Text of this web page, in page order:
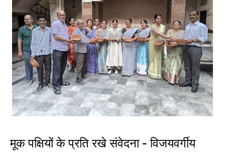
मूक पक्षियों के प्रति रखे संवेदना - विजयवर्गीय